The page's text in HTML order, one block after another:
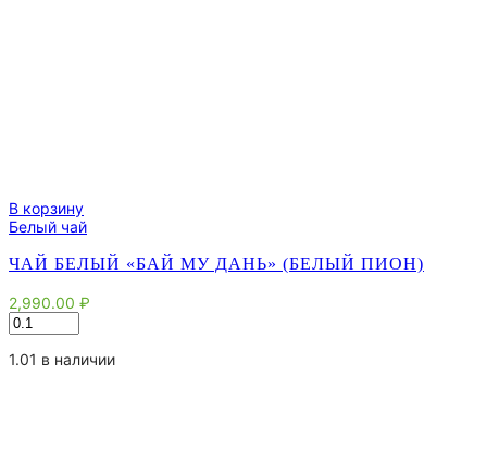
В корзину
Белый чай
ЧАЙ БЕЛЫЙ «БАЙ МУ ДАНЬ» (БЕЛЫЙ ПИОН)
2,990.00 ₽
Количество
товара
Чай
1.01 в наличии